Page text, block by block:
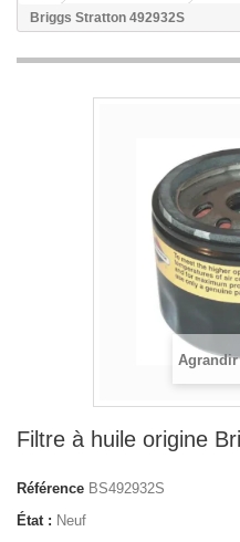
Briggs Stratton 492932S
Filtre à huile origine
Référence BS492932S
État : Neuf